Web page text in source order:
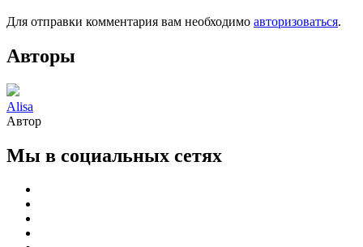
Для отправки комментария вам необходимо авторизоваться.
Авторы
Alisa
Автор
Мы в социальных сетях